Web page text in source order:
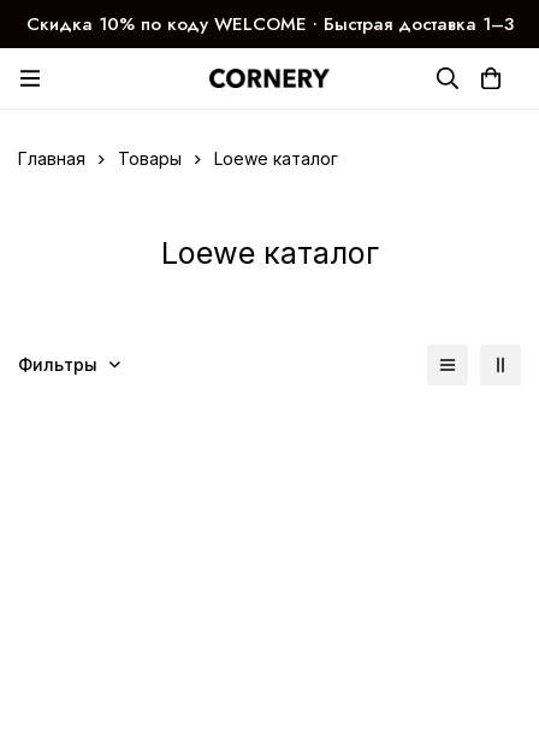
Скидка 10% по коду WELCOME ∙ Быстрая доставка 1–3
дня
Главная Товары Loewe каталог
Loewe каталог
Фильтры